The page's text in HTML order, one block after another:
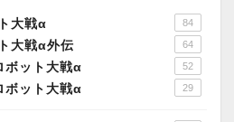
大戦α 84
大戦α外伝 64
ボット大戦α 52
ボット大戦α 29